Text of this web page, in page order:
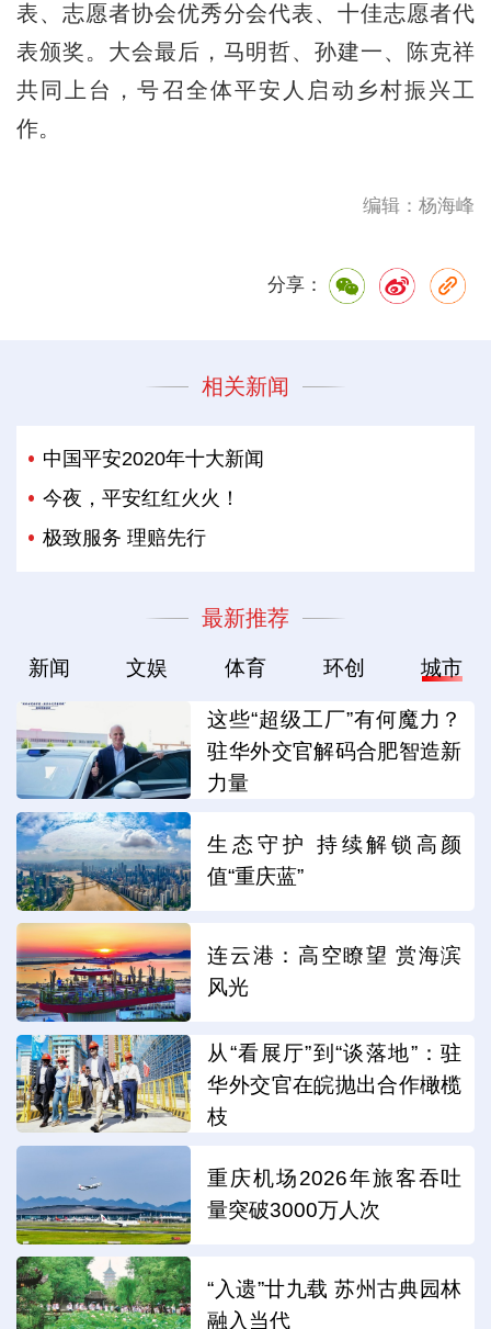
表、志愿者协会优秀分会代表、十佳志愿者代
表颁奖。大会最后，马明哲、孙建一、陈克祥
共同上台，号召全体平安人启动乡村振兴工
作。
编辑：杨海峰
分享：
相关新闻
中国平安2020年十大新闻
今夜，平安红红火火！
极致服务 理赔先行
最新推荐
新闻 文娱 体育 环创 城市
这些“超级工厂”有何魔力？
驻华外交官解码合肥智造新
力量
生态守护 持续解锁高颜
值“重庆蓝”
连云港：高空瞭望 赏海滨
风光
从“看展厅”到“谈落地”：驻
华外交官在皖抛出合作橄榄
枝
重庆机场2026年旅客吞吐
量突破3000万人次
“入遗”廿九载 苏州古典园林
融入当代